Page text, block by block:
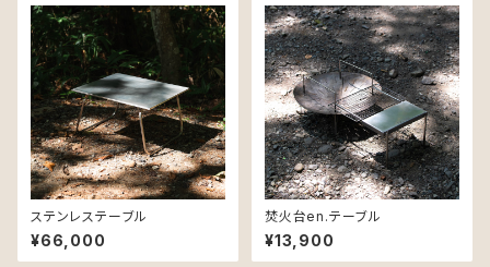
ステンレステーブル
¥66,000
焚火台en.テーブル
¥13,900